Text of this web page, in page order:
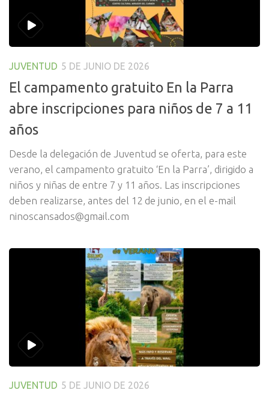
JUVENTUD 5 DE JUNIO DE 2026
El campamento gratuito En la Parra
abre inscripciones para niños de 7 a 11
años
Desde la delegación de Juventud se oferta, para este
verano, el campamento gratuito ‘En la Parra’, dirigido a
niños y niñas de entre 7 y 11 años. Las inscripciones
deben realizarse, antes del 12 de junio, en el e-mail
ninoscansados@gmail.com
JUVENTUD 5 DE JUNIO DE 2026